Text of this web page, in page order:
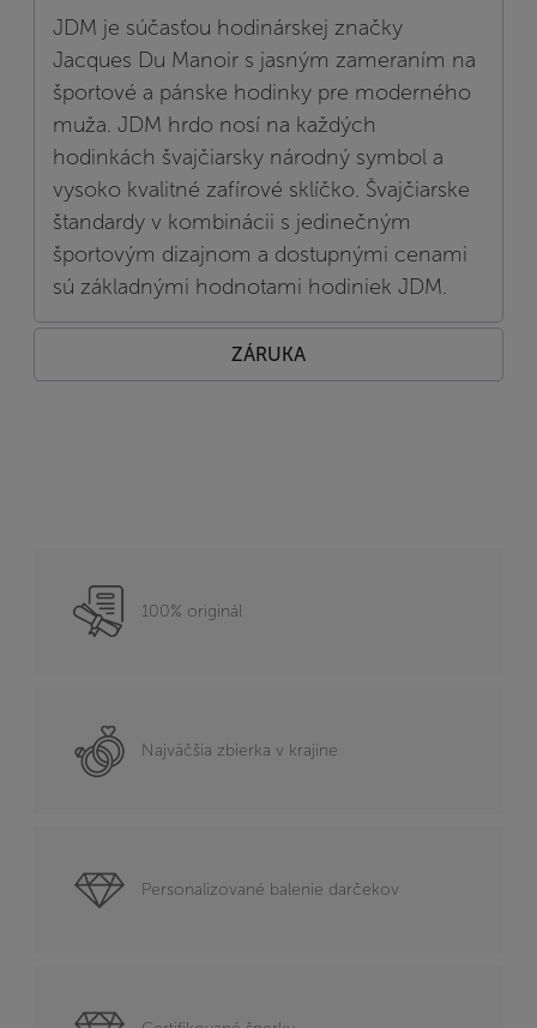
JDM je súčasťou hodinárskej značky
Jacques Du Manoir s jasným zameraním na
športové a pánske hodinky pre moderného
muža. JDM hrdo nosí na každých
hodinkách švajčiarsky národný symbol a
vysoko kvalitné zafírové sklíčko. Švajčiarske
štandardy v kombinácii s jedinečným
športovým dizajnom a dostupnými cenami
sú základnými hodnotami hodiniek JDM.
ZÁRUKA
100% originál
Najväčšia zbierka v krajine
Personalizované balenie darčekov